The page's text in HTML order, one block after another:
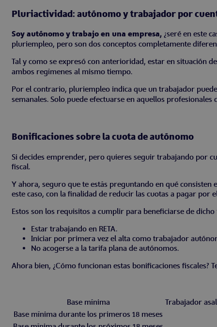
Pluriactividad: autónomo y trabajador por
Soy autónomo y trabajo en una empresa, ¿seré en este
pluriempleo, pero son dos conceptos completamente
Tal y como se expresó con anterioridad, estar en situación
ambos regímenes al mismo tiempo.
Por el contrario, pluriempleo indica que un trabajador
semanales. Solo puede efectuarse en aquellos
Bonificaciones sobre la cuota de autónomo
Si decides emprender, pero quieres seguir trabajando por
fiscal.
Y ahora, seguro que te estás preguntando en qué consisten
este caso, con la finalidad de reducir las cuotas a pagar por
Estos son los requisitos a cumplir para beneficiarse de dicho
Estar trabajando en RETA.
Iniciar por primera vez el alta como trabajador
No acogerse a la tarifa plana de autónomos.
Ahora bien, ¿Cómo funcionan estas bonificaciones
Base mínima
Trabajador
Base mínima durante los primeros 18 meses